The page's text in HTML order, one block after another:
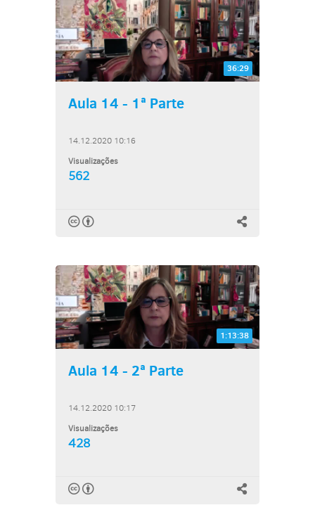
36:29
Aula 14 - 1ª Parte
14.12.2020 10:16
Visualizações
562
1:13:38
Aula 14 - 2ª Parte
14.12.2020 10:17
Visualizações
428